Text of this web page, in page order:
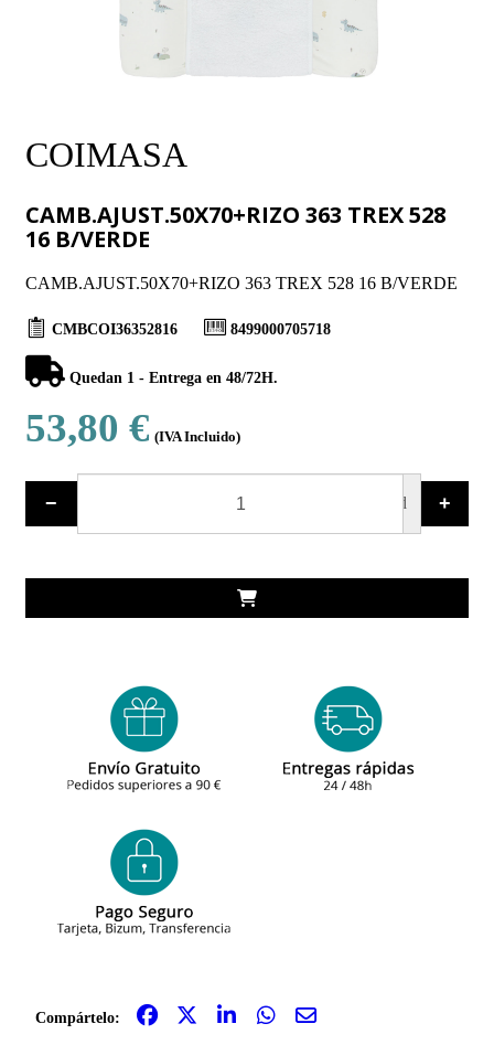
COIMASA
CAMB.AJUST.50X70+RIZO 363 TREX 528
16 B/VERDE
CAMB.AJUST.50X70+RIZO 363 TREX 528 16 B/VERDE
CMBCOI36352816 8499000705718
Quedan 1 - Entrega en 48/72H.
53,80 € (IVA Incluido)
− ud +
Compártelo: